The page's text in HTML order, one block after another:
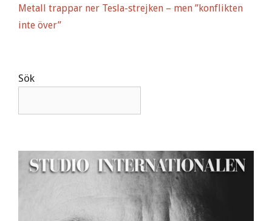
Metall trappar ner Tesla-strejken – men ”konflikten
inte över”
Sök